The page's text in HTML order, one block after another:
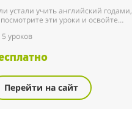
устали учить английский годами,
эти уроки и освойте
даже если вообще не изучали
5 уроков
Перейти на сайт